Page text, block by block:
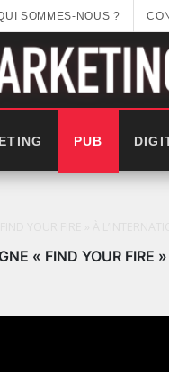
SOMMES-NOUS ?
PUB
« FIND YOUR FIRE